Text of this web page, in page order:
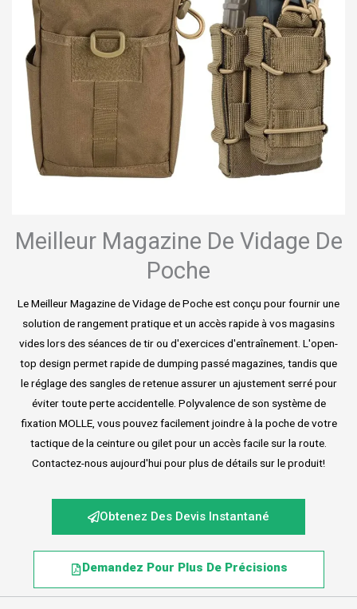
Meilleur Magazine De Vidage De
Poche
Le Meilleur Magazine de Vidage de Poche est conçu pour fournir une
solution de rangement pratique et un accès rapide à vos magasins
vides lors des séances de tir ou d'exercices d'entraînement. L'open-
top design permet rapide de dumping passé magazines, tandis que
le réglage des sangles de retenue assurer un ajustement serré pour
éviter toute perte accidentelle. Polyvalence de son système de
fixation MOLLE, vous pouvez facilement joindre à la poche de votre
tactique de la ceinture ou gilet pour un accès facile sur la route.
Contactez-nous aujourd'hui pour plus de détails sur le produit!
Obtenez Des Devis Instantané
Demandez Pour Plus De Précisions